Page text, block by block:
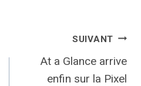
SUIVANT
At a Glance arrive
enfin sur la Pixel